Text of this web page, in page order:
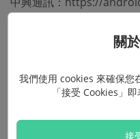
酷派： https://
關
我們使用 cookies 來確保您
「接受 Cookies」
接